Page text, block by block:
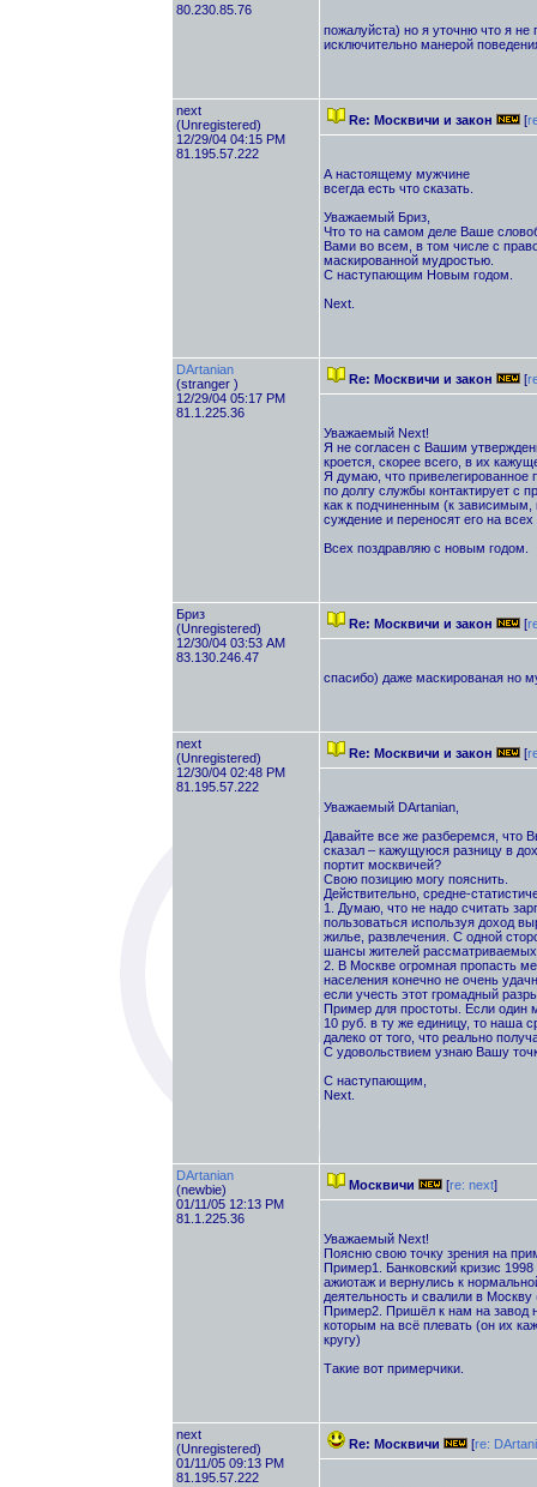
80.230.85.76
пожалуйста) но я уточню что я
исключительно манерой
next
(Unregistered)
12/29/04 04:15 PM
81.195.57.222
Re: Москвичи и закон [
А настоящему мужчине
всегда есть что сказать.
Уважаемый Бриз,
Что то на самом деле Ваше
Вами во всем, в том числе с
маскированной мудростью.
С наступающим Новым годом.
Next.
DArtanian
(stranger )
12/29/04 05:17 PM
81.1.225.36
Re: Москвичи и закон [
Уважаемый Next!
Я не согласен с Вашим
кроется, скорее всего, в их
Я думаю, что
по долгу службы контактирует с
как к подчиненным (к зависимым,
суждение и переносят его на
Всех поздравляю с новым годом.
Бриз
(Unregistered)
12/30/04 03:53 AM
83.130.246.47
Re: Москвичи и закон [
спасибо) даже маскированая но
next
(Unregistered)
12/30/04 02:48 PM
81.195.57.222
Re: Москвичи и закон [
Уважаемый DArtanian,
Давайте все же разберемся, что
сказал – кажущуюся разницу в
портит москвичей?
Свою позицию могу пояснить.
Действительно, средне-
1. Думаю, что не надо считать
пользоваться используя доход
жилье, развлечения. С одной
шансы жителей рассматриваемых
2. В Москве огромная пропасть
населения конечно не очень
если учесть этот громадный
Пример для простоты. Если один
10 руб. в ту же единицу, то наша
далеко от того, что реально
С удовольствием узнаю Вашу
С наступающим,
Next.
DArtanian
(newbie)
01/11/05 12:13 PM
81.1.225.36
Москвичи [re: next]
Уважаемый Next!
Поясню свою точку зрения на
Пример1. Банковский кризис
ажиотаж и вернулись к
деятельность и свалили в
Пример2. Пришёл к нам на завод
которым на всё плевать (он их
кругу)
Такие вот примерчики.
next
(Unregistered)
01/11/05 09:13 PM
81.195.57.222
Re: Москвичи [re: